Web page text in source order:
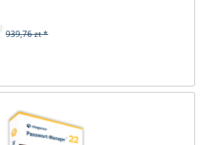
939,76 zt *